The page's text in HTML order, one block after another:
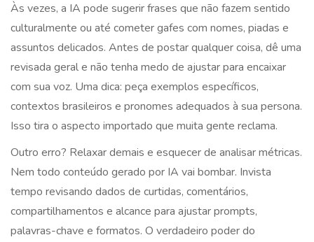
Às vezes, a IA pode sugerir frases que não fazem sentido
culturalmente ou até cometer gafes com nomes, piadas e
assuntos delicados. Antes de postar qualquer coisa, dê uma
revisada geral e não tenha medo de ajustar para encaixar
com sua voz. Uma dica: peça exemplos específicos,
contextos brasileiros e pronomes adequados à sua persona.
Isso tira o aspecto importado que muita gente reclama.
Outro erro? Relaxar demais e esquecer de analisar métricas.
Nem todo conteúdo gerado por IA vai bombar. Invista
tempo revisando dados de curtidas, comentários,
compartilhamentos e alcance para ajustar prompts,
palavras-chave e formatos. O verdadeiro poder do